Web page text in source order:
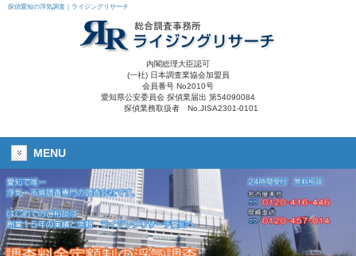
探偵愛知の浮気調査｜ライジングリサーチ
内閣総理大臣認可
(一社) 日本調査業協会加盟員
会員番号 No2010号
愛知県公安委員会 探偵業届出 第54090084
探偵業務取扱者 No.JISA2301-0101
MENU